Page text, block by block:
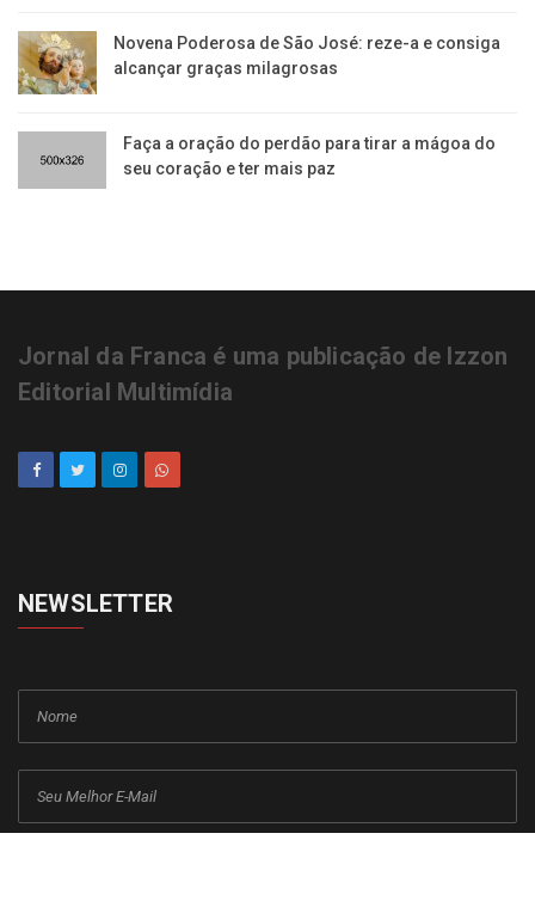
Novena Poderosa de São José: reze-a e consiga
alcançar graças milagrosas
Faça a oração do perdão para tirar a mágoa do
seu coração e ter mais paz
Jornal da Franca é uma publicação de Izzon
Editorial Multimídia
NEWSLETTER